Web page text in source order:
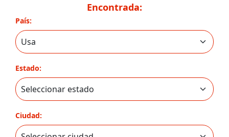
Encontrada:
País:
Estado:
Ciudad: